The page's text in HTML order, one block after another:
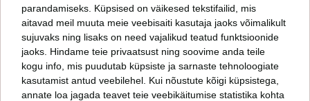
Päringut saates nõustud meieprivaatsuspoliitikaga
Oleme talentide leidmise ja arendamise ning inimkapitali uurimise ettevõte.
Aitame kasvada sinul ja sinu organisatsioonil. Meid huvitab, kuidas läheb sinu
inimestel ja mis seisus on sinu organisatsioon.
parandamiseks. Küpsised on väikesed tekstifailid, mis
aitavad meil muuta meie veebisaiti kasutaja jaoks võimalikult
sujuvaks ning lisaks on need vajalikud teatud funktsioonide
jaoks. Hindame teie privaatsust ning soovime anda teile
kogu info, mis puudutab küpsiste ja sarnaste tehnoloogiate
kasutamist antud veebilehel. Kui nõustute kõigi küpsistega,
annate loa jagada teavet teie veebikäitumise statistika kohta